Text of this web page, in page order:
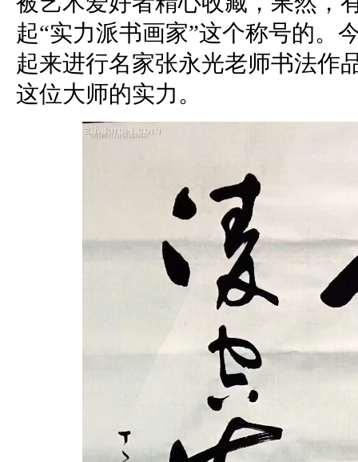
起“实力派书画家”这个称号的。
起来进行名家张永光老师书法作
这位大师的实力。